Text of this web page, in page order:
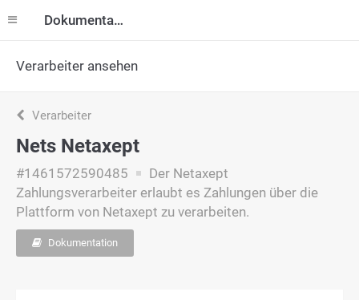
Dokumentation
Verarbeiter ansehen
Verarbeiter
Nets Netaxept
#1461572590485
Der Netaxept
Zahlungsverarbeiter erlaubt es Zahlungen über die
Plattform von Netaxept zu verarbeiten.
Dokumentation